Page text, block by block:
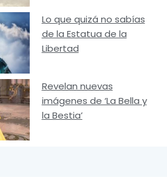
Lo que quizá no sabías
de la Estatua de la
Libertad
Revelan nuevas
imágenes de ‘La Bella y
la Bestia’